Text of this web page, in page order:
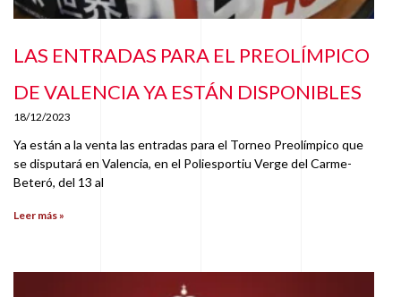
LAS ENTRADAS PARA EL PREOLÍMPICO
DE VALENCIA YA ESTÁN DISPONIBLES
18/12/2023
Ya están a la venta las entradas para el Torneo Preolímpico que
se disputará en Valencia, en el Poliesportiu Verge del Carme-
Beteró, del 13 al
Leer más »